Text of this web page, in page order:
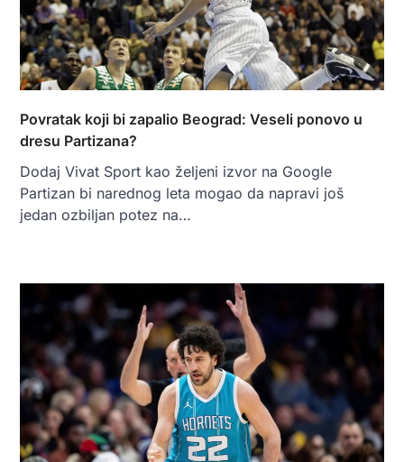
Povratak koji bi zapalio Beograd: Veseli ponovo u
dresu Partizana?
Dodaj Vivat Sport kao željeni izvor na Google
Partizan bi narednog leta mogao da napravi još
jedan ozbiljan potez na…